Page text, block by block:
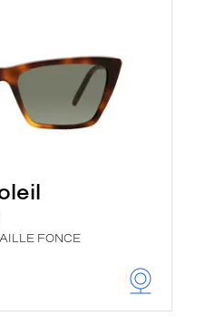
FONCE